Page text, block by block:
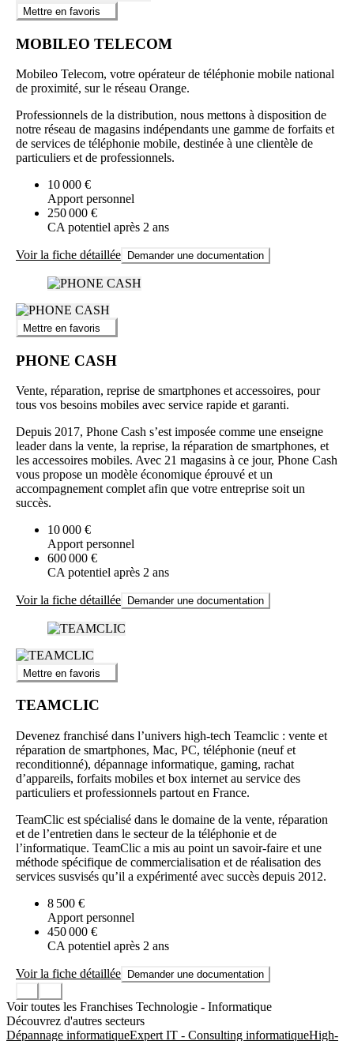
Mettre en favoris
MOBILEO TELECOM
Mobileo Telecom, votre opérateur de téléphonie mobile national
de proximité, sur le réseau Orange.
Professionnels de la distribution, nous mettons à disposition de
notre réseau de magasins indépendants une gamme de forfaits et
de services de téléphonie mobile, destinée à une clientèle de
particuliers et de professionnels.
10 000 €
Apport personnel
250 000 €
CA potentiel après 2 ans
Voir la fiche détaillée Demander une documentation
Mettre en favoris
PHONE CASH
Vente, réparation, reprise de smartphones et accessoires, pour
tous vos besoins mobiles avec service rapide et garanti.
Depuis 2017, Phone Cash s’est imposée comme une enseigne
leader dans la vente, la reprise, la réparation de smartphones, et
les accessoires mobiles. Avec 21 magasins à ce jour, Phone Cash
vous propose un modèle économique éprouvé et un
accompagnement complet afin que votre entreprise soit un
succès.
10 000 €
Apport personnel
600 000 €
CA potentiel après 2 ans
Voir la fiche détaillée Demander une documentation
Mettre en favoris
TEAMCLIC
Devenez franchisé dans l’univers high-tech Teamclic : vente et
réparation de smartphones, Mac, PC, téléphonie (neuf et
reconditionné), dépannage informatique, gaming, rachat
d’appareils, forfaits mobiles et box internet au service des
particuliers et professionnels partout en France.
TeamClic est spécialisé dans le domaine de la vente, réparation
et de l’entretien dans le secteur de la téléphonie et de
l’informatique. TeamClic a mis au point un savoir-faire et une
méthode spécifique de commercialisation et de réalisation des
services susvisés qu’il a expérimenté avec succès depuis 2012.
8 500 €
Apport personnel
450 000 €
CA potentiel après 2 ans
Voir la fiche détaillée Demander une documentation
Voir toutes les Franchises Technologie - Informatique
Découvrez d'autres secteurs
Dépannage informatiqueExpert IT - Consulting informatiqueHigh-